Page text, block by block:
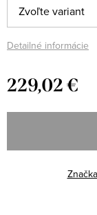
Detailné informácie
229,02 €
cena: